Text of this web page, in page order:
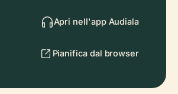
Apri nell'app Audiala
Pianifica dal browser